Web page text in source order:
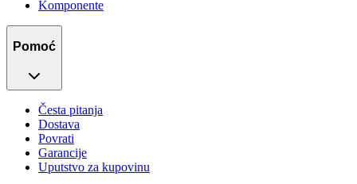
Komponente
Pomoć
Česta pitanja
Dostava
Povrati
Garancije
Uputstvo za kupovinu